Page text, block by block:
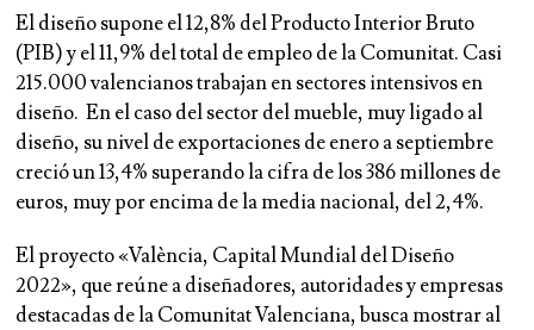
El diseño supone el 12,8% del Producto Interior Bruto
(PIB) y el 11,9% del total de empleo de la Comunitat. Casi
215.000 valencianos trabajan en sectores intensivos en
diseño. En el caso del sector del mueble, muy ligado al
diseño, su nivel de exportaciones de enero a septiembre
creció un 13,4% superando la cifra de los 386 millones de
euros, muy por encima de la media nacional, del 2,4%.
El proyecto «València, Capital Mundial del Diseño
2022», que reúne a diseñadores, autoridades y empresas
destacadas de la Comunitat Valenciana, busca mostrar al